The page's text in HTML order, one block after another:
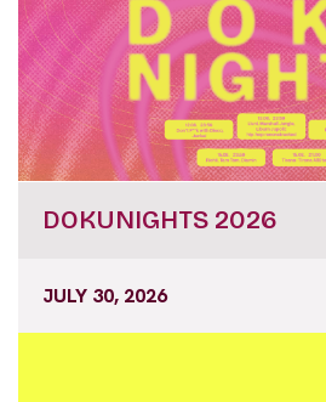
DOKUNIGHTS 2026
JULY 30, 2026